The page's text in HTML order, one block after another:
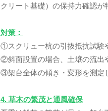
クリート基礎）の保持力確認が
対策：
①スクリュー杭の引抜抵抗試験
②斜面設置の場合、土壌の流出
③架台全体の傾き・変形を測定
4. 草木の繁茂と通風確保